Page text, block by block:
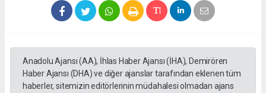
Anadolu Ajansı (AA), İhlas Haber Ajansı (İHA), Demirören
Haber Ajansı (DHA) ve diğer ajanslar tarafından eklenen tüm
haberler, sitemizin editörlerinin müdahalesi olmadan ajans